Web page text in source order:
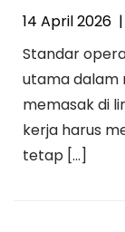
14 April 2026 |
Standar
utama dalam
memasak di
kerja harus
tetap […]